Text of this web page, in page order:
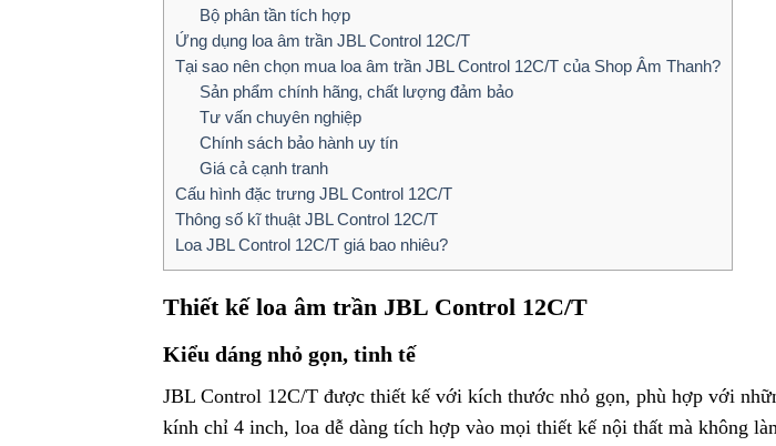
Bộ phân tần tích hợp
Ứng dụng loa âm trần JBL Control 12C/T
Tại sao nên chọn mua loa âm trần JBL Control 12C/T của Shop Âm Thanh?
Sản phẩm chính hãng, chất lượng đảm bảo
Tư vấn chuyên nghiệp
Chính sách bảo hành uy tín
Giá cả cạnh tranh
Cấu hình đặc trưng JBL Control 12C/T
Thông số kĩ thuật JBL Control 12C/T
Loa JBL Control 12C/T giá bao nhiêu?
Thiết kế loa âm trần JBL Control 12C/T
Kiểu dáng nhỏ gọn, tinh tế
JBL Control 12C/T được thiết kế với kích thước nhỏ gọn, phù hợp với
kính chỉ 4 inch, loa dễ dàng tích hợp vào mọi thiết kế nội thất mà không